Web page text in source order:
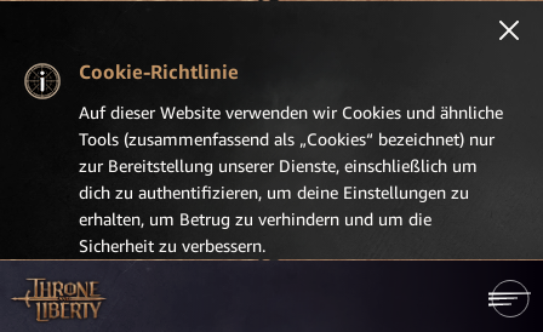
Cookie-Richtlinie
Auf dieser Website verwenden wir Cookies und ähnliche
Tools (zusammenfassend als „Cookies“ bezeichnet) nur
zur Bereitstellung unserer Dienste, einschließlich um
dich zu authentifizieren, um deine Einstellungen zu
erhalten, um Betrug zu verhindern und um die
Sicherheit zu verbessern.